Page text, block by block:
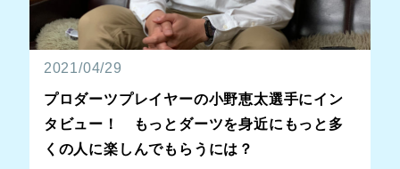
2021/04/29
プロダーツプレイヤーの小野恵太選手にイン
タビュー！ もっとダーツを身近にもっと多
くの人に楽しんでもらうには？